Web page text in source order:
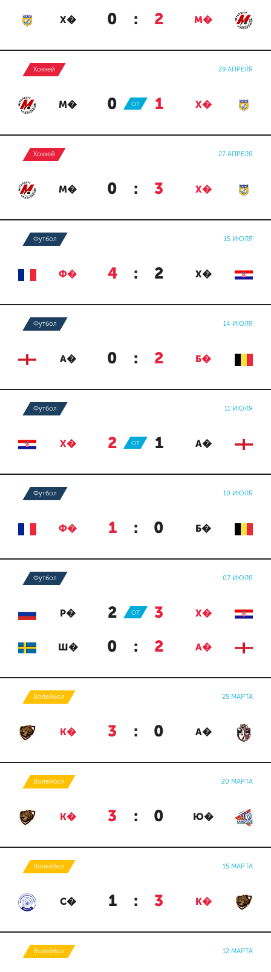
Х� 0 : 2 М�
Хоккей 29 АПРЕЛЯ
М� 0 : 1 Х�
ОТ
Хоккей 27 АПРЕЛЯ
М� 0 : 3 Х�
Футбол 15 ИЮЛЯ
Ф� 4 : 2 Х�
Футбол 14 ИЮЛЯ
А� 0 : 2 Б�
Футбол 11 ИЮЛЯ
Х� 2 : 1 А�
ОТ
Футбол 10 ИЮЛЯ
Ф� 1 : 0 Б�
Футбол 07 ИЮЛЯ
Р� 2 : 3 Х�
ОТ
Ш� 0 : 2 А�
Волейбол 25 МАРТА
К� 3 : 0 А�
Волейбол 20 МАРТА
К� 3 : 0 Ю�
Волейбол 15 МАРТА
С� 1 : 3 К�
Волейбол 12 МАРТА